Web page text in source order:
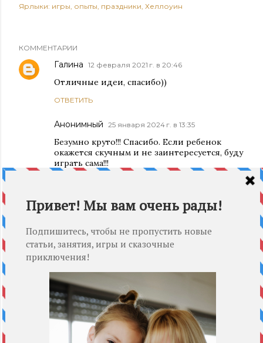
Ярлыки: игры опыты праздники Хеллоуин
КОММЕНТАРИИ
Галина 12 февраля 2021 г. в 20:46
Отличные идеи, спасибо))
ОТВЕТИТЬ
Анонимный 25 января 2024 г. в 13:35
Безумно круто!!! Спасибо. Если ребенок
окажется скучным и не заинтересуется, буду
играть сама!!!
Digitizing Services 24 марта 2025 г. в 22:44